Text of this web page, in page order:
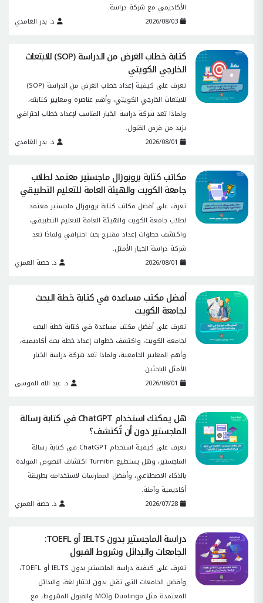
الأكاديمي مع شركة دراسة.
د. بدر الغامدي
كتابة خطاب الغرض من الدراسة (SOP) للابتعاث
الخارجي الكويتي
تعرف على كيفية إعداد خطاب الغرض من الدراسة (SOP)
للابتعاث الخارجي الكويتي، وأهم عناصره ومعايير كتابته،
ولماذا تعد شركة دراسة الخيار المناسب لإعداد خطاب احترافي
يزيد من فرص القبول.
د. بدر الغامدي
مكاتب كتابة بروبوزال ماجستير معتمد لطلاب
جامعة الكويت والهيئة العامة للتعليم التطبيقي
تعرف على أفضل مكاتب كتابة بروبوزال ماجستير معتمد
لطلاب جامعة الكويت والهيئة العامة للتعليم التطبيقي،
واكتشف خطوات إعداد مقترح بحث احترافي ولماذا تعد
شركة دراسة الخيار الأمثل.
د. حصة العمري
أفضل مكتب مساعدة في كتابة خطة البحث
لجامعة الكويت
تعرف على أفضل مكتب مساعدة في كتابة خطة البحث
لجامعة الكويت، واكتشف خطوات إعداد خطة بحث أكاديمية،
وأهم المعايير الجامعية، ولماذا تعد شركة دراسة الخيار
الأمثل للباحثين.
د. عبد الله الموسى
هل يمكنك استخدام ChatGPT في كتابة رسالة
الماجستير دون أن تُكتشف؟
تعرف على كيفية استخدام ChatGPT في كتابة رسالة
الماجستير، وهل يستطيع Turnitin اكتشاف النصوص المولدة
بالذكاء الاصطناعي، وأفضل الممارسات لاستخدامه بطريقة
أكاديمية وآمنة.
د. حصة العمري
دراسة الماجستير بدون IELTS أو TOEFL:
الجامعات والبدائل وشروط القبول
تعرف على كيفية دراسة الماجستير بدون IELTS أو TOEFL،
وأفضل الجامعات التي تقبل بدون اختبار لغة، والبدائل
المعتمدة مثل Duolingo وMOI والقبول المشروط، مع